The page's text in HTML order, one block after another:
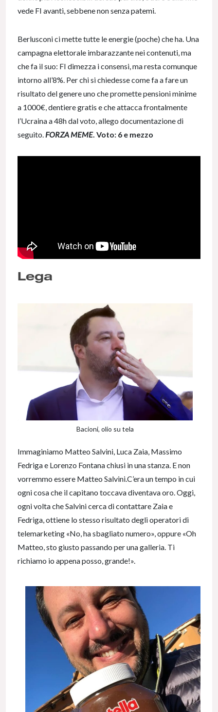
vede FI avanti, sebbene non senza patemi.
Berlusconi ci mette tutte le energie (poche) che ha. Una
campagna elettorale imbarazzante nei contenuti, ma
che fa il suo: FI dimezza i consensi, ma resta comunque
intorno all’8%. Per chi si chiedesse come fa a fare un
risultato del genere uno che promette pensioni minime
a 1000€, dentiere gratis e che attacca frontalmente
l’Ucraina a 48h dal voto, allego documentazione di
seguito. FORZA MEME. Voto: 6 e mezzo
Lega
Bacioni, olio su tela
Immaginiamo Matteo Salvini, Luca Zaia, Massimo
Fedriga e Lorenzo Fontana chiusi in una stanza. E non
vorremmo essere Matteo Salvini.C’era un tempo in cui
ogni cosa che il capitano toccava diventava oro. Oggi,
ogni volta che Salvini cerca di contattare Zaia e
Fedriga, ottiene lo stesso risultato degli operatori di
telemarketing «No, ha sbagliato numero», oppure «Oh
Matteo, sto giusto passando per una galleria. Ti
richiamo io appena posso, grande!».